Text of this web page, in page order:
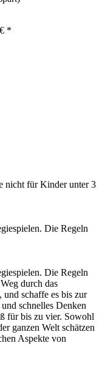
*
nicht für Kinder unter 3
Die Regeln
Die Regeln
durch das
schaffe es bis zur
schnelles Denken
für bis zu vier. Sowohl
ganzen Welt schätzen
Aspekte von